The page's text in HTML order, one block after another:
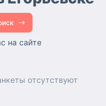
на сайте
отсутствуют